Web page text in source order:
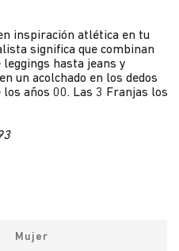
inspiración atlética en tu
significa que combinan
hasta jeans y
un acolchado en los dedos
años 00. Las 3 Franjas los
Mujer